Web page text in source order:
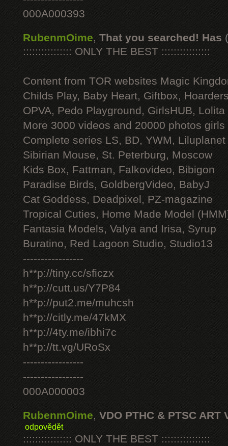
000A000393
RubenmOime, That you searched! Has
:::::::::::::::: ONLY THE BEST ::::::::::::::::
Content from TOR websites Magic
Childs Play, Baby Heart, Giftbox,
OPVA, Pedo Playground, GirlsHUB, Lolita
More 3000 videos and 20000 photos
Complete series LS, BD, YWM, Liluplanet
Sibirian Mouse, St. Peterburg, Moscow
Kids Box, Fattman, Falkovideo, Bibigon
Paradise Birds, GoldbergVideo, BabyJ
Cat Goddess, Deadpixel, PZ-magazine
Tropical Cuties, Home Made Model
Fantasia Models, Valya and Irisa, Syrup
Buratino, Red Lagoon Studio, Studio13
-----------------
h**p://tiny.cc/sficzx
h**p://cutt.us/Y7P84
h**p://put2.me/muhcsh
h**p://citly.me/47kMX
h**p://4ty.me/ibhi7c
h**p://tt.vg/URoSx
-----------------
-----------------
000A000003
RubenmOime, VDO PTHC & PTSC ART
odpovědět
:::::::::::::::: ONLY THE BEST ::::::::::::::::